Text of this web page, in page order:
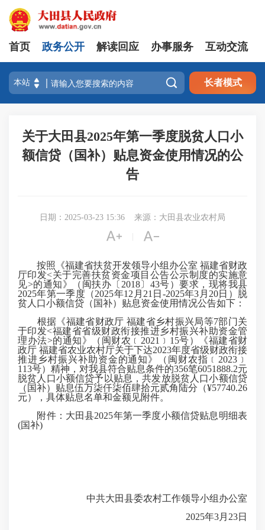
首页 政务公开 解读回应 办事服务 互动交流
 长者模式
关于大田县2025年第一季度脱贫人口小
额信贷（国补）贴息资金使用情况的公
告
日期：2025-03-23 15:36 来源：大田县农业农村局
 
按照《福建省扶贫开发领导小组办公室 福建省财政
厅印发<关于完善扶贫资金项目公告公示制度的实施意
见>的通知》（闽扶办〔2018〕43号）要求，现将我县
2025年第一季度（2025年12月21日-2025年3月20日）脱
贫人口小额信贷（国补）贴息资金使用情况公告如下：
根据《福建省财政厅 福建省乡村振兴局等7部门关
于印发<福建省省级财政衔接推进乡村振兴补助资金管
理办法>的通知》（闽财农﹝2021﹞15号）《福建省财
政厅 福建省农业农村厅关于下达2023年度省级财政衔接
推进乡村振兴补助资金的通知》（闽财农指﹝2023﹞
113号）精神，对我县符合贴息条件的356笔6051888.2元
脱贫人口小额信贷予以贴息，共发放脱贫人口小额信贷
（国补）贴息伍万柒仟柒佰肆拾元贰角陆分（¥57740.26
元），具体贴息名单和金额见附件。
附件：大田县2025年第一季度小额信贷贴息明细表
(国补)
中共大田县委农村工作领导小组办公室
2025年3月23日